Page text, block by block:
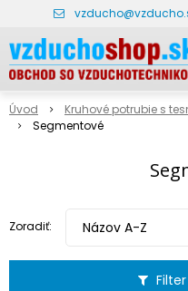
Úvod Kruhové potrubie s
Segmentové
Zoradiť: Názov A-Z